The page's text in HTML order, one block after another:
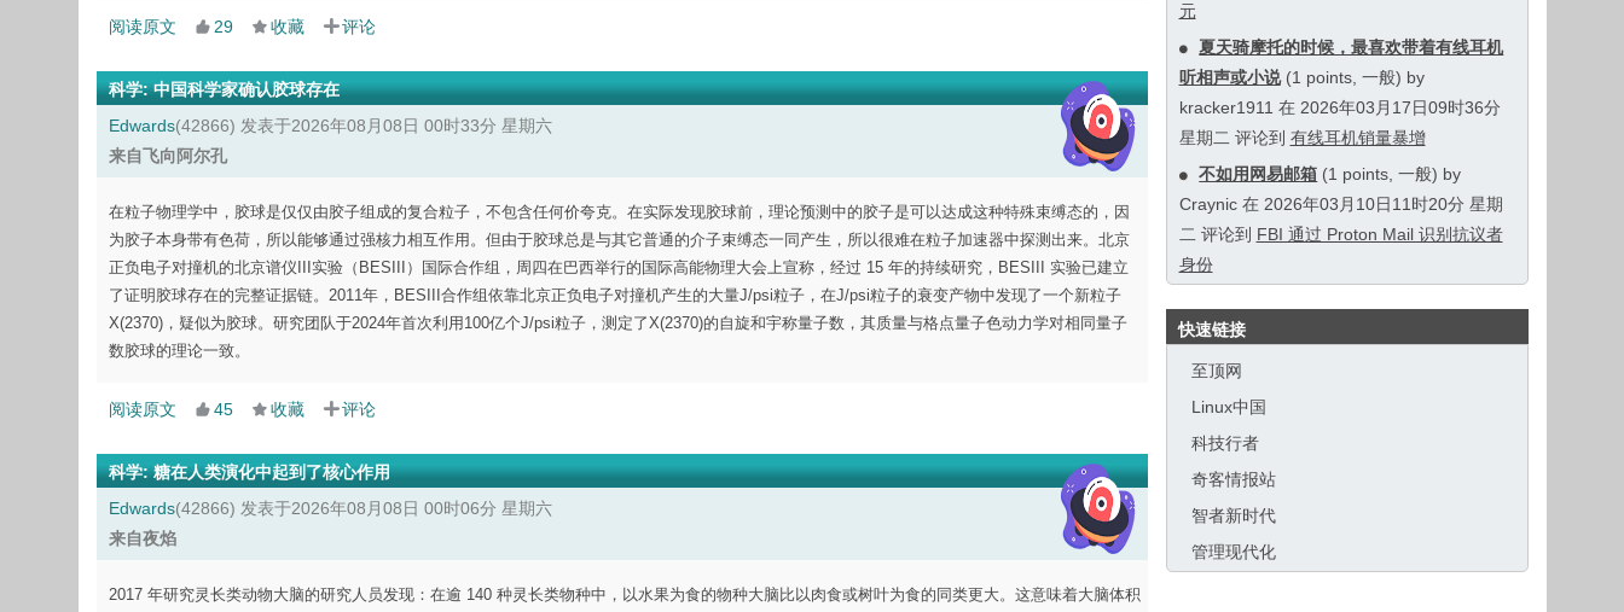
元
夏天骑摩托的时候，最喜欢带着有线耳机
听相声或小说(1 points, 一般) by
kracker1911 在 2026年03月17日09时36分
星期二 评论到 有线耳机销量暴增
不如用网易邮箱 (1 points, 一般) by
Craynic 在 2026年03月10日11时20分 星期
二 评论到 FBI 通过 Proton Mail 识别抗议者
身份
快速链接
至顶网
Linux中国
科技行者
奇客情报站
智者新时代
管理现代化
阅读原文 29 收藏 评论
科学:中国科学家确认胶球存在
Edwards(42866) 发表于2026年08月08日 00时33分 星期六
来自飞向阿尔孔
在粒子物理学中，胶球是仅仅由胶子组成的复合粒子，不包含任何价夸克。在实际发现胶球前，理论预测中的胶子是可以达成这种特殊束缚态的，因
为胶子本身带有色荷，所以能够通过强核力相互作用。但由于胶球总是与其它普通的介子束缚态一同产生，所以很难在粒子加速器中探测出来。北京
正负电子对撞机的北京谱仪III实验（BESIII）国际合作组，周四在巴西举行的国际高能物理大会上宣称，经过 15 年的持续研究，BESIII 实验已建立
了证明胶球存在的完整证据链。2011年，BESIII合作组依靠北京正负电子对撞机产生的大量J/psi粒子，在J/psi粒子的衰变产物中发现了一个新粒子
X(2370)，疑似为胶球。研究团队于2024年首次利用100亿个J/psi粒子，测定了X(2370)的自旋和宇称量子数，其质量与格点量子色动力学对相同量子
数胶球的理论一致。
阅读原文 45 收藏 评论
科学:糖在人类演化中起到了核心作用
Edwards(42866) 发表于2026年08月08日 00时06分 星期六
来自夜焰
2017 年研究灵长类动物大脑的研究人员发现：在逾 140 种灵长类物种中，以水果为食的物种大脑比以肉食或树叶为食的同类更大。这意味着大脑体积